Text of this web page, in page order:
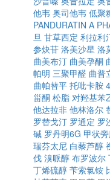
他韦 奥司他韦 低聚
PANDURATIN A
旦 甘草西定 利拉利
参炔苷 洛美沙星 洛
曲美布汀 曲美孕酮
帕明 三聚甲醛 曲普
曲帕替平 托吡卡胺
甾酮 松脂 对羟基苯
他达拉非 他林洛尔
罗替戈汀 罗通定 罗
碱 罗丹明6G 甲状
瑞芬太尼 白藜芦醇
伐 溴哌醇 布罗波尔
丁烯硫醇 苄索氯铵